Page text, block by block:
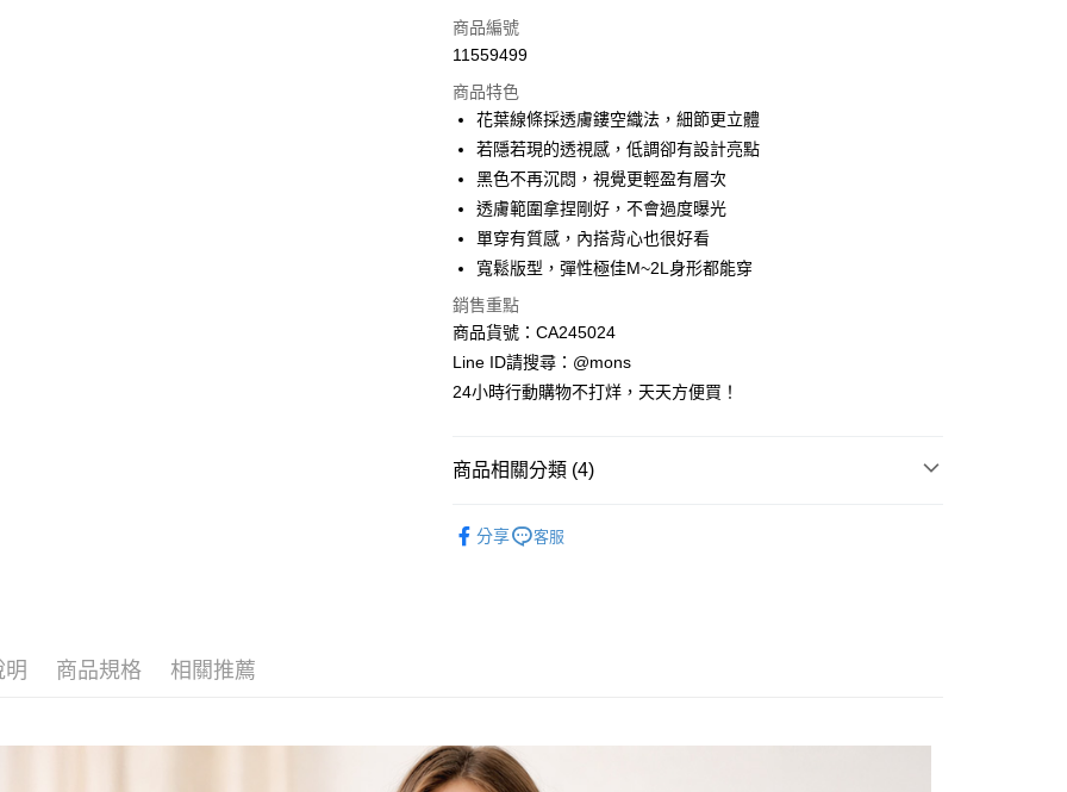
信用卡一次付款
3 期 0 利率 每期 NT$263
合作金庫商業銀行
第一商業銀行
華南商業銀行
國泰世華商業銀行
兆豐國際商業銀行
臺灣中小企業銀行
匯豐（台灣）商業銀行
華泰商業銀行
聯邦商業銀行
玉山商業銀行
台新國際商業銀行
台灣樂天信用卡公司
6 期 0 利率 每期 NT$131
合作金庫商業銀行
第一商業銀行
華南商業銀行
彰化商業銀行
上海商業儲蓄銀行
臺灣中小企業銀行
台中商業銀行
匯豐（台灣）商業銀行
聯邦商業銀行
元大商業銀行
台新國際商業銀行
中國信託商業銀行
超商取貨付款
LINE Pay
Apple Pay
街口支付
悠遊付
全盈+PAY
相關說明
AFTEE先享後付是「在收到商品之後才付款」的支付方式。 讓您購物簡單
便利好安心！
／ATM／網路銀行／等多元方式進行付款，方視為交易完成。
※ 請注意：結帳手續完成當下不需立刻繳費，但若您需要取消訂單，請聯
付款後全家取貨
商品編號
11559499
商品特色
花葉線條採透膚鏤空織法，細節更立體
若隱若現的透視感，低調卻有設計亮點
黑色不再沉悶，視覺更輕盈有層次
透膚範圍拿捏剛好，不會過度曝光
單穿有質感，內搭背心也很好看
寬鬆版型，彈性極佳M~2L身形都能穿
銷售重點
商品貨號：CA245024
Line ID請搜尋：@mons
24小時行動購物不打烊，天天方便買！
商品相關分類 (4)
分享 客服
明 商品規格 相關推薦